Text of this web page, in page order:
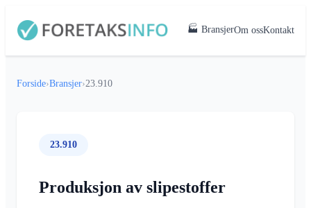
🏭 BransjerOm ossKontakt
Forside›Bransjer›23.910
23.910
Produksjon av slipestoffer